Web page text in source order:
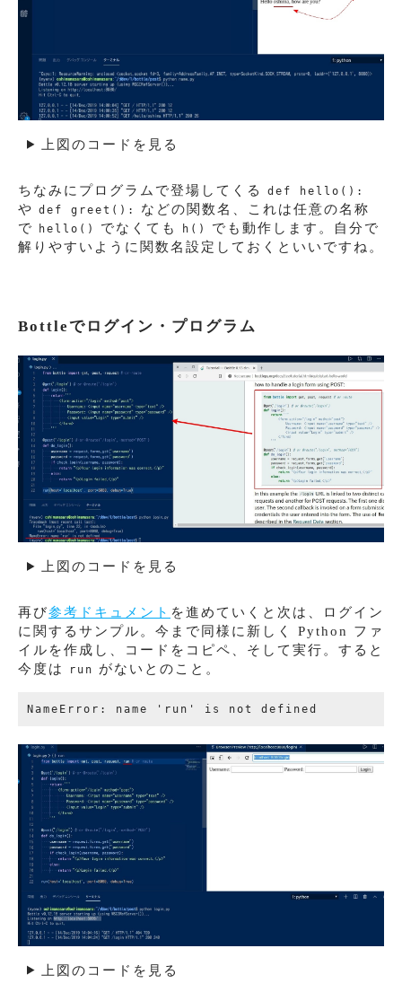
上図のコードを見る
ちなみにプログラムで登場してくる def hello():
や def greet():
などの関数名、これは任意の名称
で
hello() でなくても h()
でも動作します。自分で
解りやすいように関数名設定しておくといいですね。
Bottleでログイン・プログラム
上図のコードを見る
再び参考ドキュメント を進めていくと次は、ログイン
に関するサンプル。今まで同様に新しく Python ファ
イルを作成し、コードをコピペ、そして実行。すると
今度は
run がないとのこと。
上図のコードを見る